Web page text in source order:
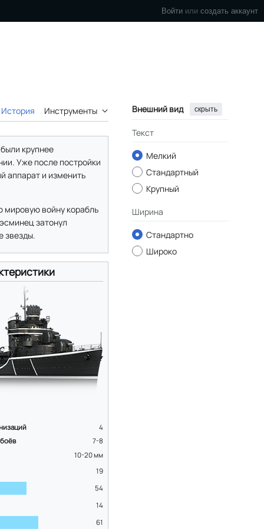
Войти или создать аккаунт
История Инструменты Внешний вид скрыть
Текст
Мелкий
Стандартный
Крупный
Ширина
Стандартно
Широко
крупнее
Уже после постройки
аппарат и изменить
мировую войну корабль
затонул
звезды.
4
7-8
10-20мм
19
54
14
61